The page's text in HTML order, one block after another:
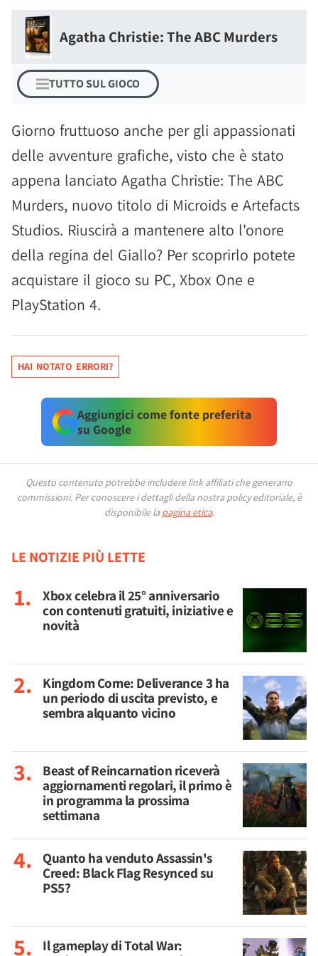
Agatha Christie: The ABC Murders
TUTTO SUL GIOCO
Giorno fruttuoso anche per gli appassionati
delle avventure grafiche, visto che è stato
appena lanciato Agatha Christie: The ABC
Murders, nuovo titolo di Microids e Artefacts
Studios. Riuscirà a mantenere alto l'onore
della regina del Giallo? Per scoprirlo potete
acquistare il gioco su PC, Xbox One e
PlayStation 4.
HAI NOTATO ERRORI?
Aggiungici come fonte preferita
su Google
Questo contenuto potrebbe includere link affiliati che generano
commissioni. Per conoscere i dettagli della nostra policy editoriale, è
disponibile la pagina etica.
LE NOTIZIE PIÙ LETTE
Xbox celebra il 25° anniversario
con contenuti gratuiti, iniziative e
novità
Kingdom Come: Deliverance 3 ha
un periodo di uscita previsto, e
sembra alquanto vicino
Beast of Reincarnation riceverà
aggiornamenti regolari, il primo è
in programma la prossima
settimana
Quanto ha venduto Assassin's
Creed: Black Flag Resynced su
PS5?
Il gameplay di Total War: